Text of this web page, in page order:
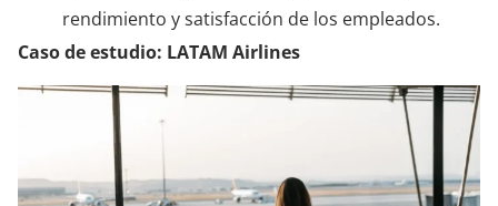
rendimiento y satisfacción de los empleados.
Caso de estudio: LATAM Airlines